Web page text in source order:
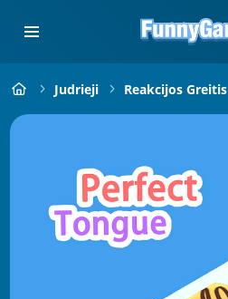
Judrieji Reakcijos Greitis